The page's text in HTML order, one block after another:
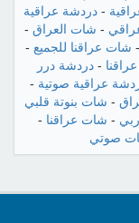
-دردشة عراقية
- شات العراق -
- شات عراقنا للجميع -
-دردشة درر
عراقية صوتية -
- شات بنوتة قلبي
- شات عراقنا -
صوتي